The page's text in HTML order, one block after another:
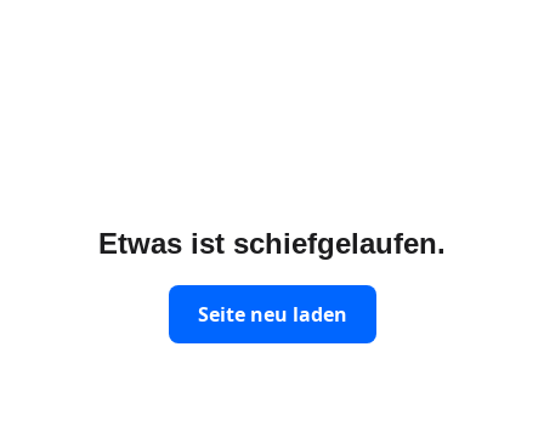
Etwas ist schiefgelaufen.
Seite neu laden